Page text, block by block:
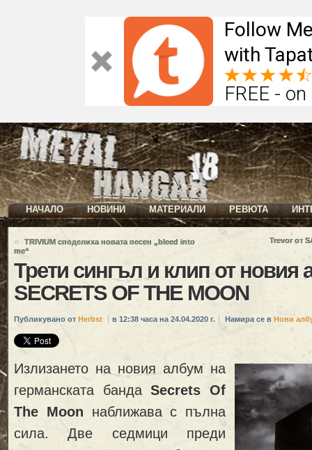
Follow
with
FREE -
НАЧАЛО НОВИНИ МАТЕРИАЛИ РЕВЮТА
«
TRIVIUM споделиха новата песен „bleed into
me“
Trevor от
Трети сингъл и клип от новия
SECRETS OF THE MOON
Публикувано от Herbst в 12:38 часа на 24.04.2020 г. Намира се в Нови
Излизането на новия албум на
германската бандаSecrets Of
The Moon наближава с пълна
сила. Две седмици преди